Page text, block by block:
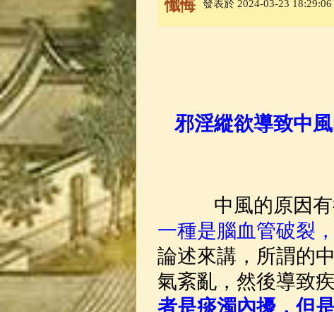
釋迦牟尼佛傳(69)
懺悔
發表於 2024-03-23 18:29:06
邪淫縱欲導致中
中風的原因有
一種是腦血管破裂
論述來講，所謂的
氣紊亂，然後導致
者是痰濁內擾，但